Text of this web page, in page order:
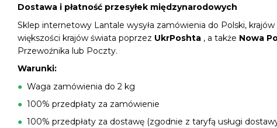
Dostawa i płatność przesyłek międzynarodowych
Sklep internetowy Lantale wysyła zamówienia do Polski, krajów
większości krajów świata poprzez UkrPoshta , a także Nowa
Przewoźnika lub Poczty.
Warunki:
● Waga zamówienia do 2 kg
● 100% przedpłaty za zamówienie
● 100% przedpłaty za dostawę (zgodnie z taryfą usługi